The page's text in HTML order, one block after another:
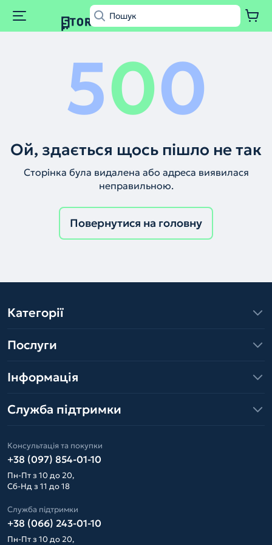
500
Ой, здається щось пішло не так
Сторінка була видалена або адреса виявилася
неправильною.
Повернутися на головну
Категорії
Послуги
Інформація
Служба підтримки
Консультація та покупки
+38 (097) 854-01-10
Пн-Пт з 10 до 20,
Сб-Нд з 11 до 18
Служба підтримки
+38 (066) 243-01-10
Пн-Пт з 10 до 20,